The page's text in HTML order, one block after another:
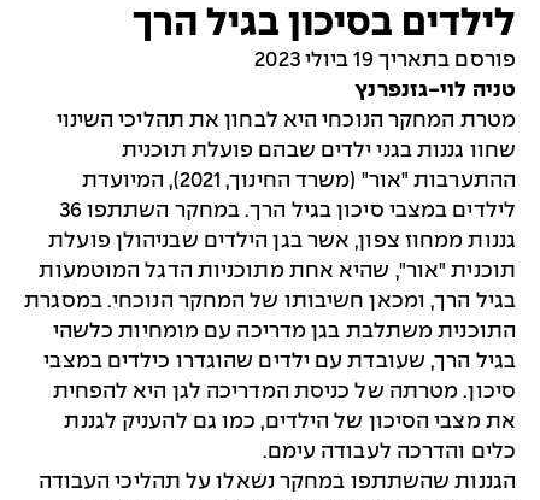
לילדים בסיכון בגיל הרך
פורסם בתאריך 19 ביולי 2023
טניה לוי-גזנפרנץ
מטרת המחקר הנוכחי היא לבחון את תהליכי השינוי
שחוו גננות בגני ילדים שבהם פועלת תוכנית
ההתערבות "אור" (משרד החינוך, 2021), המיועדת
לילדים במצבי סיכון בגיל הרך. במחקר השתתפו 36
גננות ממחוז צפון, אשר בגן הילדים שבניהולן פועלת
תוכנית "אור", שהיא אחת מתוכניות הדגל המוטמעות
בגיל הרך, ומכאן חשיבותו של המחקר הנוכחי. במסגרת
התוכנית משתלבת בגן מדריכה עם מומחיות כלשהי
בגיל הרך, שעובדת עם ילדים שהוגדרו כילדים במצבי
סיכון. מטרתה של כניסת המדריכה לגן היא להפחית
את מצבי הסיכון של הילדים, כמו גם להעניק לגננת
כלים והדרכה לעבודה עימם.
הגננות שהשתתפו במחקר נשאלו על תהליכי העבודה